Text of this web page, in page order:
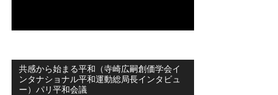
共感から始まる平和（寺崎広嗣創価学会イ
ンタナショナル平和運動総局長インタビュ
ー）パリ平和会議